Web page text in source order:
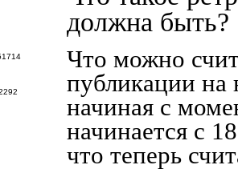
должна быть?
Что можно
публикации
начиная c
начинается с
что теперь